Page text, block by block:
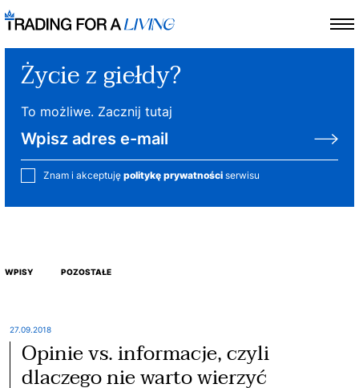
Życie z giełdy?
To możliwe. Zacznij tutaj
Znam i akceptuję politykę prywatności serwisu
WPISY POZOSTAŁE
27.09.2018
Opinie vs. informacje, czyli
dlaczego nie warto wierzyć